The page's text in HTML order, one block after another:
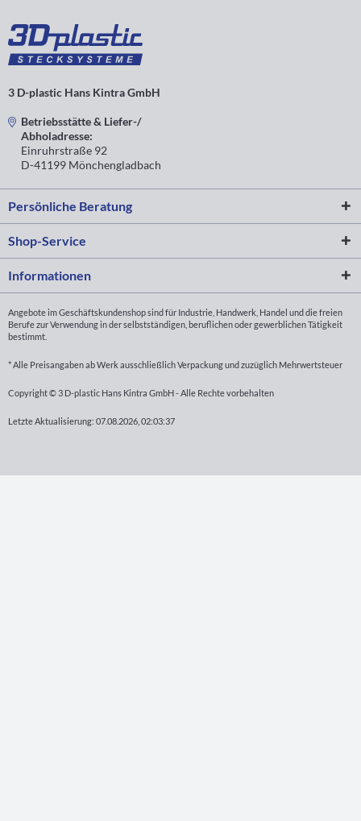
3 D-plastic Hans Kintra GmbH
Betriebsstätte & Liefer-/
Abholadresse:
Einruhrstraße 92
D-41199 Mönchengladbach
Persönliche Beratung
Shop-Service
Informationen
Angebote im Geschäftskundenshop sind für Industrie, Handwerk, Handel und die freien
Berufe zur Verwendung in der selbstständigen, beruflichen oder gewerblichen Tätigkeit
bestimmt.
* Alle Preisangaben ab Werk ausschließlich Verpackung und zuzüglich Mehrwertsteuer
Copyright © 3 D-plastic Hans Kintra GmbH - Alle Rechte vorbehalten
Letzte Aktualisierung: 07.08.2026, 02:03:37